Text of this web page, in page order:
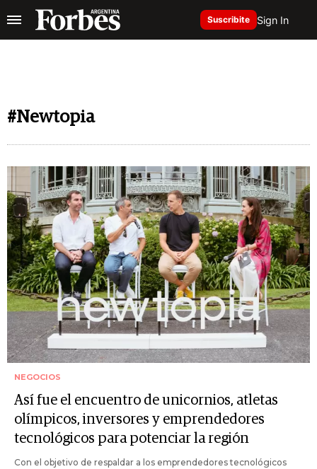
Suscribite Sign In
#Newtopia
NEGOCIOS
Así fue el encuentro de unicornios, atletas
olímpicos, inversores y emprendedores
tecnológicos para potenciar la región
Con el objetivo de respaldar a los emprendedores tecnológicos